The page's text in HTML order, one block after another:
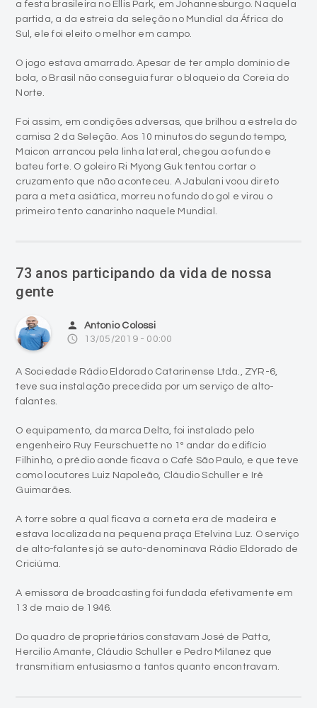
a festa brasileira no Ellis Park, em Johannesburgo. Naquela
partida, a da estreia da seleção no Mundial da África do
Sul, ele foi eleito o melhor em campo.
O jogo estava amarrado. Apesar de ter amplo domínio de
bola, o Brasil não conseguia furar o bloqueio da Coreia do
Norte.
Foi assim, em condições adversas, que brilhou a estrela do
camisa 2 da Seleção. Aos 10 minutos do segundo tempo,
Maicon arrancou pela linha lateral, chegou ao fundo e
bateu forte. O goleiro Ri Myong Guk tentou cortar o
cruzamento que não aconteceu. A Jabulani voou direto
para a meta asiática, morreu no fundo do gol e virou o
primeiro tento canarinho naquele Mundial.
73 anos participando da vida de nossa
gente
person Antonio Colossi
access_time 13/05/2019 - 00:00
A Sociedade Rádio Eldorado Catarinense Ltda., ZYR-6,
teve sua instalação precedida por um serviço de alto-
falantes.
O equipamento, da marca Delta, foi instalado pelo
engenheiro Ruy Feurschuette no 1º andar do edifício
Filhinho, o prédio aonde ficava o Café São Paulo, e que teve
como locutores Luiz Napoleão, Cláudio Schuller e Irê
Guimarães.
A torre sobre a qual ficava a corneta era de madeira e
estava localizada na pequena praça Etelvina Luz. O serviço
de alto-falantes já se auto-denominava Rádio Eldorado de
Criciúma.
A emissora de broadcasting foi fundada efetivamente em
13 de maio de 1946.
Do quadro de proprietários constavam José de Patta,
Hercilio Amante, Cláudio Schuller e Pedro Milanez que
transmitiam entusiasmo a tantos quanto encontravam.